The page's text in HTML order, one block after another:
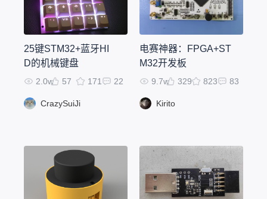
25键STM32+蓝牙HI
D的机械键盘
2.0w 57 171 22
CrazySuiJi
电赛神器：FPGA+ST
M32开发板
9.7w 329 823 83
Kirito